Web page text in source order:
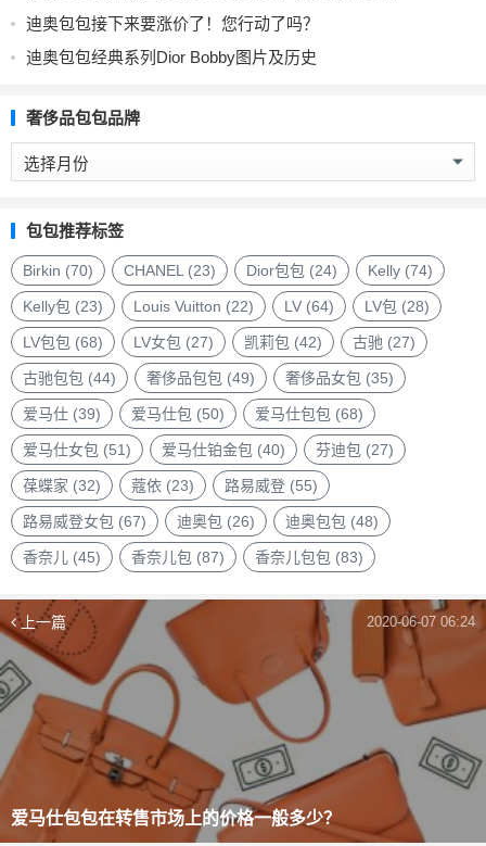
迪奥包包接下来要涨价了！您行动了吗？
迪奥包包经典系列Dior Bobby图片及历史
奢侈品包包品牌
奢
侈
包
包
品
牌
包包推荐标签
Birkin (70) CHANEL(23) Dior包包 (24) Kelly (74)
Kelly包 (23) Louis Vuitton (22) LV (64) LV包 (28)
LV包包 (68) LV女包 (27) 凯莉包 (42) 古驰 (27)
古驰包包 (44) 奢侈品包包 (49) 奢侈品女包 (35)
爱马仕 (39) 爱马仕包 (50) 爱马仕包包 (68)
爱马仕女包 (51) 爱马仕铂金包 (40) 芬迪包 (27)
葆蝶家 (32) 蔻依 (23) 路易威登 (55)
路易威登女包 (67) 迪奥包 (26) 迪奥包包 (48)
香奈儿 (45) 香奈儿包 (87) 香奈儿包包 (83)
上一篇
爱马仕包包在转售市场上的价格一般多少？
2020-06-07 06:24